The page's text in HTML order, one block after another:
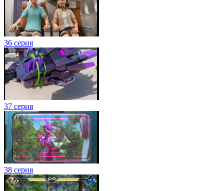
36 серия
37 серия
38 серия